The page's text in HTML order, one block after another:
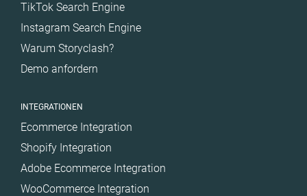
TikTok Search Engine
Instagram Search Engine
Warum Storyclash?
Demo anfordern
INTEGRATIONEN
Ecommerce Integration
Shopify Integration
Adobe Ecommerce Integration
WooCommerce Integration